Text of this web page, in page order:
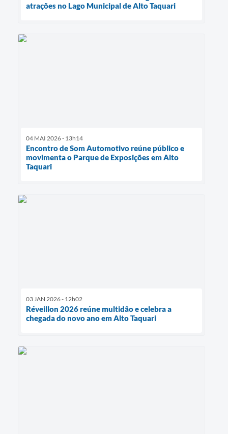
atrações no Lago Municipal de Alto Taquari
04 MAI 2026 - 13h14
Encontro de Som Automotivo reúne público e
movimenta o Parque de Exposições em Alto
Taquari
03 JAN 2026 - 12h02
Réveillon 2026 reúne multidão e celebra a
chegada do novo ano em Alto Taquari